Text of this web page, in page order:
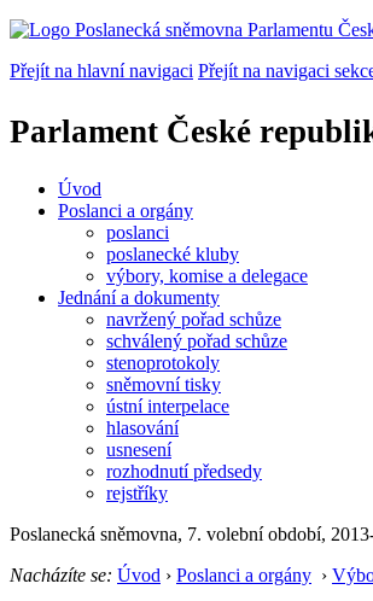
Přejít na hlavní navigaci Přejít na navigaci
Parlament České
Úvod
Poslanci a orgány
poslanci
poslanecké kluby
výbory, komise a delegace
Jednání a dokumenty
navržený pořad schůze
schválený pořad schůze
stenoprotokoly
sněmovní tisky
ústní interpelace
hlasování
usnesení
rozhodnutí předsedy
rejstříky
Poslanecká sněmovna, 7. volební období,
Nacházíte se: Úvod › Poslanci a orgány ›